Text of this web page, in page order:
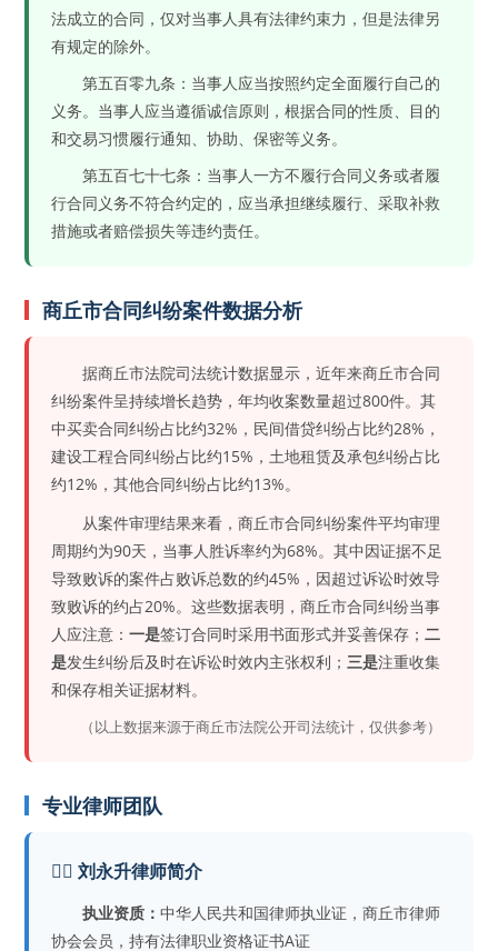
法成立的合同，仅对当事人具有法律约束力，但是法律另
有规定的除外。
第五百零九条：当事人应当按照约定全面履行自己的
义务。当事人应当遵循诚信原则，根据合同的性质、目的
和交易习惯履行通知、协助、保密等义务。
第五百七十七条：当事人一方不履行合同义务或者履
行合同义务不符合约定的，应当承担继续履行、采取补救
措施或者赔偿损失等违约责任。
商丘市合同纠纷案件数据分析
据商丘市法院司法统计数据显示，近年来商丘市合同
纠纷案件呈持续增长趋势，年均收案数量超过800件。其
中买卖合同纠纷占比约32%，民间借贷纠纷占比约28%，
建设工程合同纠纷占比约15%，土地租赁及承包纠纷占比
约12%，其他合同纠纷占比约13%。
从案件审理结果来看，商丘市合同纠纷案件平均审理
周期约为90天，当事人胜诉率约为68%。其中因证据不足
导致败诉的案件占败诉总数的约45%，因超过诉讼时效导
致败诉的约占20%。这些数据表明，商丘市合同纠纷当事
人应注意：一是签订合同时采用书面形式并妥善保存；二
是发生纠纷后及时在诉讼时效内主张权利；三是注重收集
和保存相关证据材料。
（以上数据来源于商丘市法院公开司法统计，仅供参考）
专业律师团队
👨‍⚖️ 刘永升律师简介
执业资质：中华人民共和国律师执业证，商丘市律师
协会会员，持有法律职业资格证书A证